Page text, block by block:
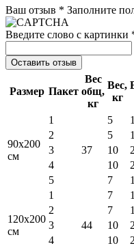
Ваш отзыв * Заполните
Введите слово с картинки
Оставить отзыв
Размер Пакет
Вес
общ,
кг
Вес,
кг
90x200
см
1
37
5 1
2 5 1
3
10 2
4
10
5
7 1
120x200
см
1
44
7
2 7
3
10 2
4
10